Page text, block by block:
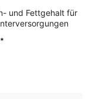
und Fettgehalt für